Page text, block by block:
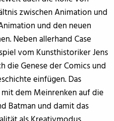
zwischen Animation und
und den neuen
Neben allerhand Case
vom Kunsthistoriker Jens
die Genese der Comics und
einfügen. Das
dem Meinrenken auf die
Batman und damit das